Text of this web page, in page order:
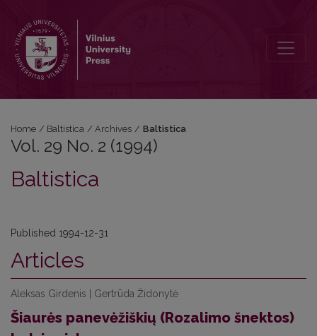
Home / Baltistica / Archives / Baltistica
Vol. 29 No. 2 (1994)
Baltistica
Published 1994-12-31
Articles
Aleksas Girdenis | Gertrūda Židonytė
Šiaurės panevėžiškių (Rozalimo šnektos)